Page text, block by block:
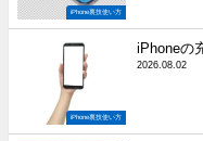
iPhone裏技使い方
iPhone裏技使い方
iPhoneの
2026.08.02